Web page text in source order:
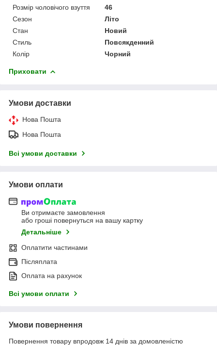
Розмір чоловічого взуття
46
Сезон
Літо
Стан
Новий
Стиль
Повсякденний
Колір
Чорний
Приховати
Умови доставки
Нова Пошта
Нова Пошта
Всі умови доставки
Умови оплати
Ви отримаєте замовлення
або гроші повернуться на вашу картку
Детальніше
Оплатити частинами
Післяплата
Оплата на рахунок
Всі умови оплати
Умови повернення
Повернення товару впродовж 14 днів за домовленістю